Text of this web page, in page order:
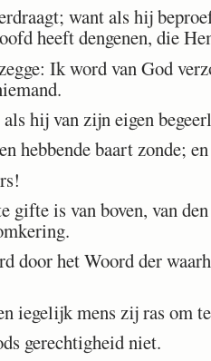
want als hij
heeft dengenen, die
Ik word van God
hij van zijn eigen
hebbende baart zonde;
gifte is van boven, van
door het Woord der
iegelijk mens zij ras om
gerechtigheid niet.